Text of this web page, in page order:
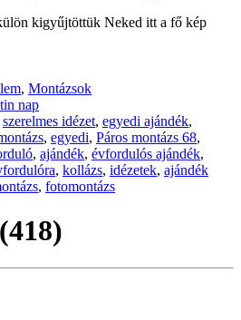
kigyűjtöttük Neked itt a fő kép
, Montázsok
nap
szerelmes idézet, egyedi ajándék,
, egyedi, Páros montázs 68,
, ajándék, évfordulós ajándék,
, kollázs, idézetek, ajándék
, fotomontázs